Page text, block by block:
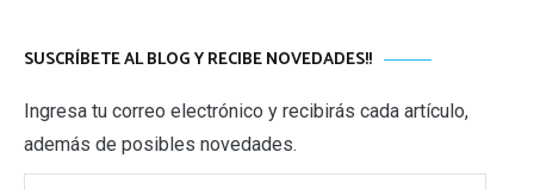
SUSCRÍBETE AL BLOG Y RECIBE NOVEDADES!!
Ingresa tu correo electrónico y recibirás cada artículo,
además de posibles novedades.